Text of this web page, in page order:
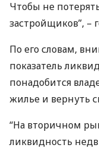
Чтобы не
застройщиков”, –
По его словам,
показатель
понадобится
жилье и вернуть
“На вторичном
ликвидность